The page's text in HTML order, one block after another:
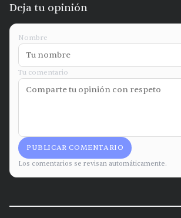
Deja tu opinión
Nombre
Tu comentario
PUBLICAR COMENTARIO
Los comentarios se revisan automáticamente.